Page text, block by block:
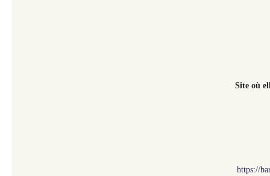
Site où
https://